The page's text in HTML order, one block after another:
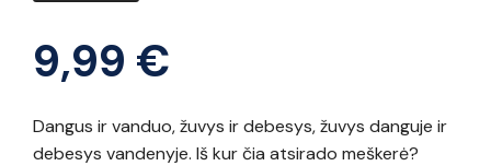
9,99 €
Dangus ir vanduo, žuvys ir debesys, žuvys danguje ir
debesys vandenyje. Iš kur čia atsirado meškerė?